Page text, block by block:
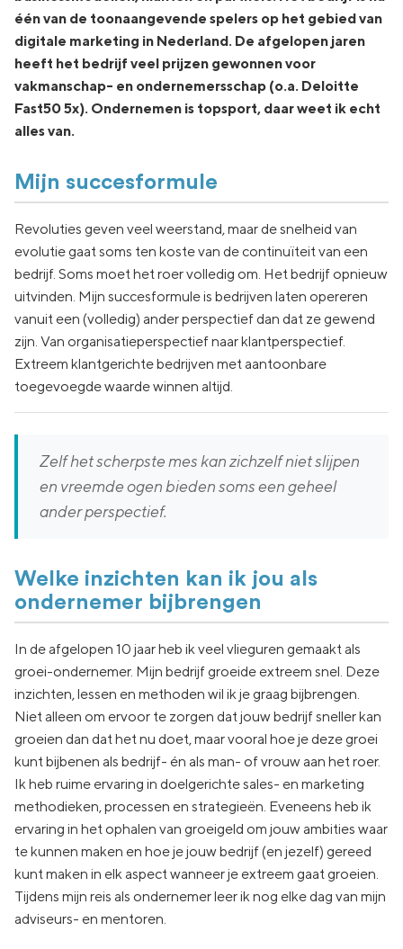
één van de toonaangevende spelers op het gebied van
digitale marketing in Nederland. De afgelopen jaren
heeft het bedrijf veel prijzen gewonnen voor
vakmanschap- en ondernemersschap (o.a. Deloitte
Fast50 5x). Ondernemen is topsport, daar weet ik echt
alles van.
Mijn succesformule
Revoluties geven veel weerstand, maar de snelheid van
evolutie gaat soms ten koste van de continuïteit van een
bedrijf. Soms moet het roer volledig om. Het bedrijf opnieuw
uitvinden. Mijn succesformule is bedrijven laten opereren
vanuit een (volledig) ander perspectief dan dat ze gewend
zijn. Van organisatieperspectief naar klantperspectief.
Extreem klantgerichte bedrijven met aantoonbare
toegevoegde waarde winnen altijd.
Zelf het scherpste mes kan zichzelf niet slijpen
en vreemde ogen bieden soms een geheel
ander perspectief.
Welke inzichten kan ik jou als
ondernemer bijbrengen
In de afgelopen 10 jaar heb ik veel vlieguren gemaakt als
groei-ondernemer. Mijn bedrijf groeide extreem snel. Deze
inzichten, lessen en methoden wil ik je graag bijbrengen.
Niet alleen om ervoor te zorgen dat jouw bedrijf sneller kan
groeien dan dat het nu doet, maar vooral hoe je deze groei
kunt bijbenen als bedrijf- én als man- of vrouw aan het roer.
Ik heb ruime ervaring in doelgerichte sales- en marketing
methodieken, processen en strategieën. Eveneens heb ik
ervaring in het ophalen van groeigeld om jouw ambities waar
te kunnen maken en hoe je jouw bedrijf (en jezelf) gereed
kunt maken in elk aspect wanneer je extreem gaat groeien.
Tijdens mijn reis als ondernemer leer ik nog elke dag van mijn
adviseurs- en mentoren.